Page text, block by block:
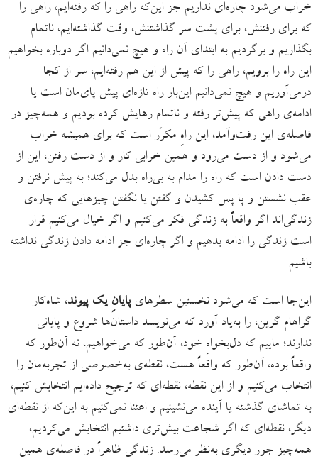
خراب می‌شود چاره‌ای نداریم جز این‌که راهی را که رفته‌ایم، راهی را
که برای رفتنش، برای پشت سر گذاشتنش، وقت گذاشته‌ایم، ناتمام
بگذاریم و برگردیم به ابتدای آن راه و هیچ نمی‌دانیم اگر دوباره بخواهیم
این راه را برویم، راهی را که پیش از این هم رفته‌ایم، سر از کجا
درمی‌آوریم و هیچ نمی‌دانیم این‌بار راه‌ تازه‌ای پیش پای‌مان است یا
ادامه‌ی راهی که پیش‌تر رفته و ناتمام رهایش کرده بودیم و همه‌چیز در
فاصله‌ی این رفت‌وآمد، این راهِ مکرّر است که برای همیشه خراب
می‌شود و از دست می‌رود و همین خرابی کار و از دست رفتن، این از
دست دادن است که راه را مدام به بی‌راه بدل می‌کند؛ به پیش نرفتن و
عقب نشستن و پا پس کشیدن و گفتن یا نگفتن چیزهایی که چاره‌ی
زندگی‌‌اند اگر واقعاً به زندگی فکر می‌کنیم و اگر خیال می‌کنیم قرار
است زندگی را ادامه بدهیم و اگر چاره‌ای جز ادامه دادن زندگی نداشته
باشیم.
این‌جا است که می‌شود نخستین‌ سطرهایپایانِ یک پیوند، شاه‌کار
گراهام گرین، را به‌یاد آورد که می‌نویسد داستان‌ها شروع و پایانی
ندارند؛ ماییم که دل‌بخواهِ خود، آن‌طور که می‌خواهیم، نه آن‌طور که
واقعاً بوده، آن‌طور که واقعاً هست، نقطه‌ی به‌خصوصی از تجربه‌مان را
انتخاب می‌کنیم و از این نقطه، نقطه‌ای که ترجیح داده‌ایم انتخابش کنیم،
به‌ تماشای گذشته یا آینده می‌نشینیم و اعتنا نمی‌کنیم به این‌که از نقطه‌ای
دیگر، نقطه‌ای که اگر شجاعت بیش‌تری داشتیم انتخابش می‌کردیم،
همه‌چیز جور دیگری‌ به‌نظر می‌رسد. زندگی ظاهراً در فاصله‌ی همین